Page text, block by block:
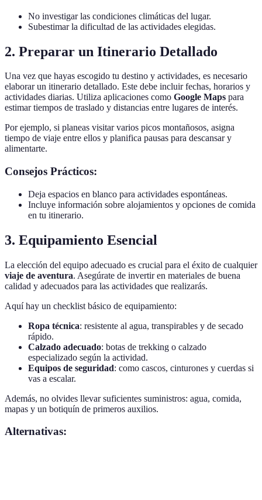
No investigar las condiciones climáticas del lugar.
Subestimar la dificultad de las actividades elegidas.
2. Preparar un Itinerario Detallado
Una vez que hayas escogido tu destino y actividades, es necesario
elaborar un itinerario detallado. Este debe incluir fechas, horarios y
actividades diarias. Utiliza aplicaciones como Google Maps para
estimar tiempos de traslado y distancias entre lugares de interés.
Por ejemplo, si planeas visitar varios picos montañosos, asigna
tiempo de viaje entre ellos y planifica pausas para descansar y
alimentarte.
Consejos Prácticos:
Deja espacios en blanco para actividades espontáneas.
Incluye información sobre alojamientos y opciones de comida
en tu itinerario.
3. Equipamiento Esencial
La elección del equipo adecuado es crucial para el éxito de cualquier
viaje de aventura. Asegúrate de invertir en materiales de buena
calidad y adecuados para las actividades que realizarás.
Aquí hay un checklist básico de equipamiento:
Ropa técnica: resistente al agua, transpirables y de secado
rápido.
Calzado adecuado: botas de trekking o calzado
especializado según la actividad.
Equipos de seguridad: como cascos, cinturones y cuerdas si
vas a escalar.
Además, no olvides llevar suficientes suministros: agua, comida,
mapas y un botiquín de primeros auxilios.
Alternativas: